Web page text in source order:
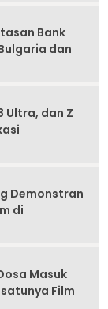
Bank
dan
Ultra, dan Z
Demonstran
di
Masuk
Film